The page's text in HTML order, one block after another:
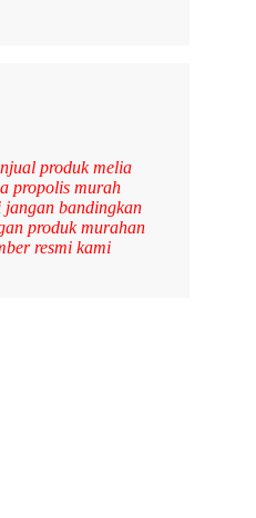
produk melia
propolis murah
jangan bandingkan
produk murahan
resmi kami